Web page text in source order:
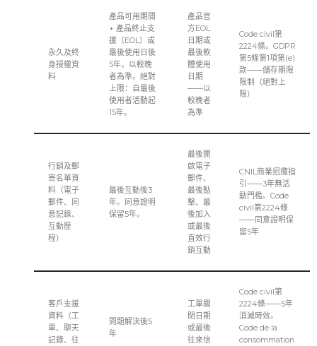
永久及終
身授權資
料
產品可用期間
+ 產品終止支
援（EOL）或
最後使用日後
5年，以較晚
者為準。絕對
上限：自最後
使用者活動起
15年。
產品官
方EOL
日期或
最後軟
體使用
日期
——以
較晚者
為準
Code civil第
2224條。GDPR
第5條第1項第(e)
款——儲存期限
限制（絕對上
限）
行銷及郵
寄名單資
料（電子
郵件、同
意記錄、
互動歷
程）
最後互動後3
年。同意證明
保留5年。
最後開
啟電子
郵件、
最後點
擊、最
後加入
或最後
直效行
銷互動
CNIL商業招攬指
引——3年無活
動門檻。Code
civil第2224條
——同意證明保
留5年
客戶支援
資料（工
單、聊天
記錄、往
問題解決後5
年
工單關
閉日期
或最後
往來信
Code civil第
2224條——5年
消滅時效。
Code de la
consommation